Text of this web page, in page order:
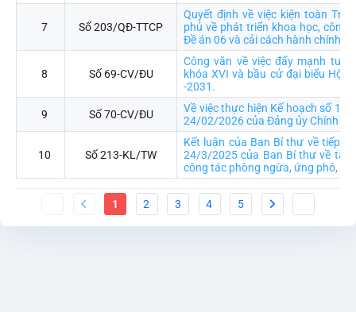
7 Số 203/QĐ-TTCP
Quyết định về việc kiện toàn
phủ về phát triển khoa học, công
Đề án 06 và cải cách hành chính
8 Số 69-CV/ĐU
Công văn về việc đẩy mạnh
khóa XVI và bầu cử đại biểu Hội
-2031.
9 Số 70-CV/ĐU
Về việc thực hiện Kế hoạch số
24/02/2026 của Đảng ủy Chính
10 Số 213-KL/TW
Kết luận của Ban Bí thư về tiếp
24/3/2025 của Ban Bí thư về
công tác phòng ngừa, ứng phó,
1 2 3 4 5